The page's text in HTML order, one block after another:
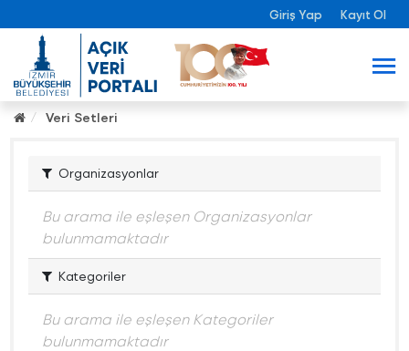
Giriş Yap Kayıt Ol
Veri Setleri
Organizasyonlar
Bu arama ile eşleşen Organizasyonlar
bulunmamaktadır
Kategoriler
Bu arama ile eşleşen Kategoriler
bulunmamaktadır